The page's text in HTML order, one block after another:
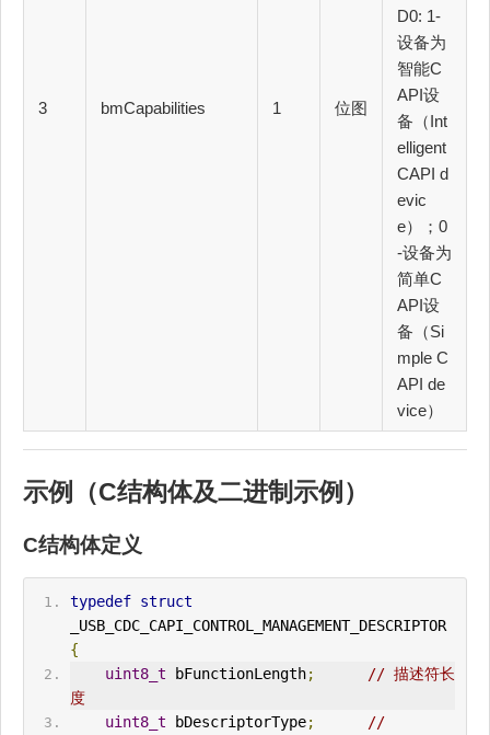
3 bmCapabilities 1 位图
D0: 1-
设备为
智能C
API设
备（Int
elligent
CAPI d
evic
e）；0
-设备为
简单C
API设
备（Si
mple C
API de
vice）
示例（C结构体及二进制示例）
C结构体定义
typedef struct
_USB_ CDC
_CAPI_CONTROL_MANAGEMENT_DESCRIPTOR
{
uint8_t bFunctionLength;
// 描述符长
度
uint8_t bDescriptorType;
//